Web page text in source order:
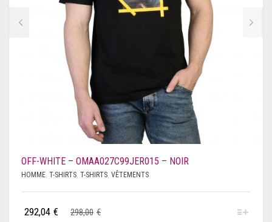
OFF-WHITE – OMAA027C99JER015 – NOIR
HOMME T-SHIRTS T-SHIRTS VÊTEMENTS
298,00 €
292,04 €